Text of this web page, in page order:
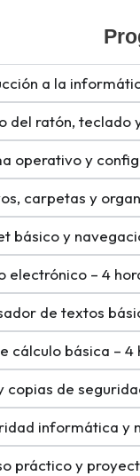
a la
del ratón, teclado
operativo y
carpetas y
básico y
electrónico – 4
de textos
cálculo básica – 4
copias de
informática y
práctico y